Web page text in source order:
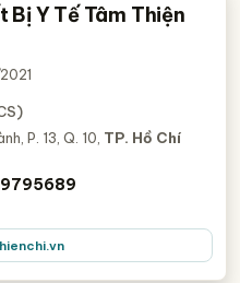
Bị Y Tế Tâm Thiện
P. 13, Q. 10, TP. Hồ Chí